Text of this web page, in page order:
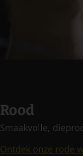
Rood
Smaakvolle,
Ontdek onze rode